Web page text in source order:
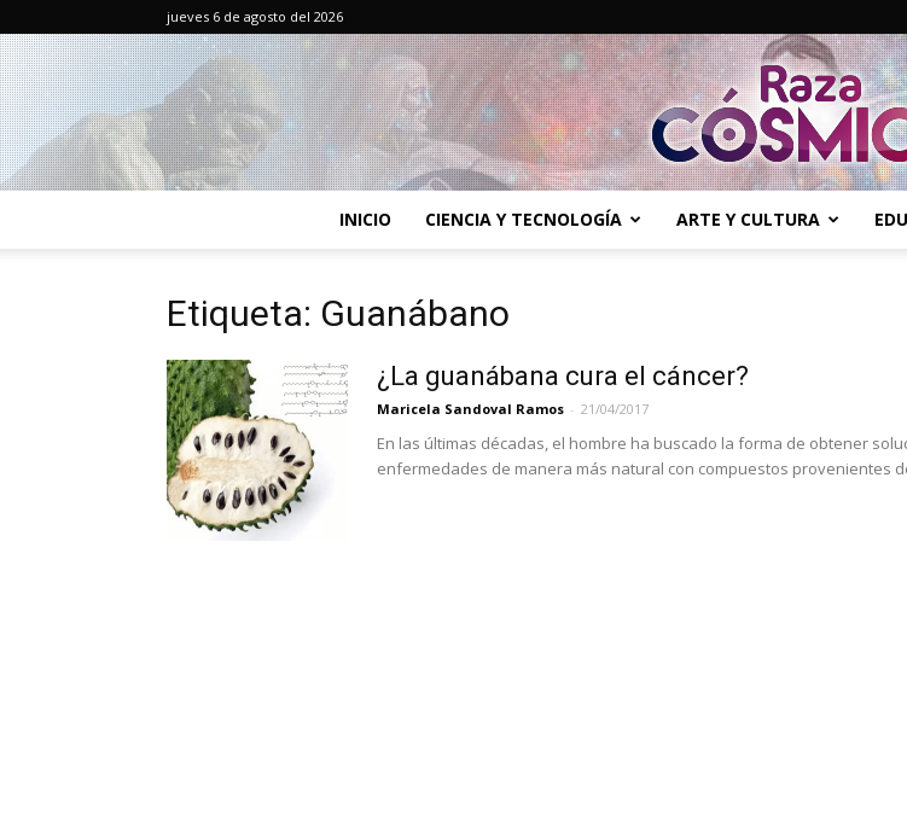
jueves 6 de agosto del 2026
INICIO CIENCIA Y TECNOLOGÍA ARTE Y CULTURA
Etiqueta: Guanábano
¿La guanábana cura el cáncer?
Maricela Sandoval Ramos - 21/04/2017
En las últimas décadas, el hombre ha buscado la forma de obtener
enfermedades de manera más natural con compuestos provenientes